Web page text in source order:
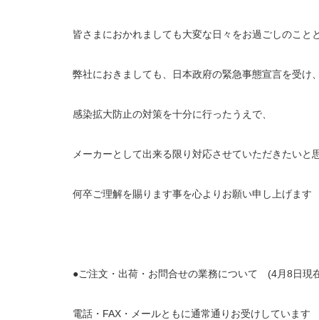
皆さまにおかれましても大変な日々をお過ごしのこと
弊社におきましても、日本政府の緊急事態宣言を受け、
感染拡大防止の対策を十分に行ったうえで、
メーカーとして出来る限り対応させていただきたいと
何卒ご理解を賜ります事を心よりお願い申し上げます
●ご注文・出荷・お問合せの業務について (4月8日現在
電話・FAX・メールともに通常通りお受けしています